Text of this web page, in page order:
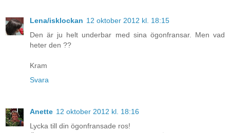
Lena/isklockan 12 oktober 2012 kl. 18:15
Den är ju helt underbar med sina ögonfransar. Men vad
heter den ??
Kram
Svara
Anette 12 oktober 2012 kl. 18:16
Lycka till din ögonfransade ros!